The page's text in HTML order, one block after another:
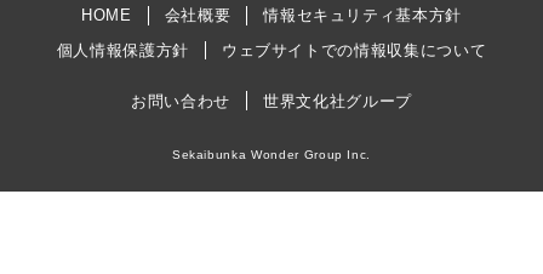
HOME 会社概要
情報セキュリティ基本方針
個人情報保護方針
ウェブサイトでの情報収集について
お問い合わせ 世界文化社グループ
Sekaibunka Wonder Group Inc.